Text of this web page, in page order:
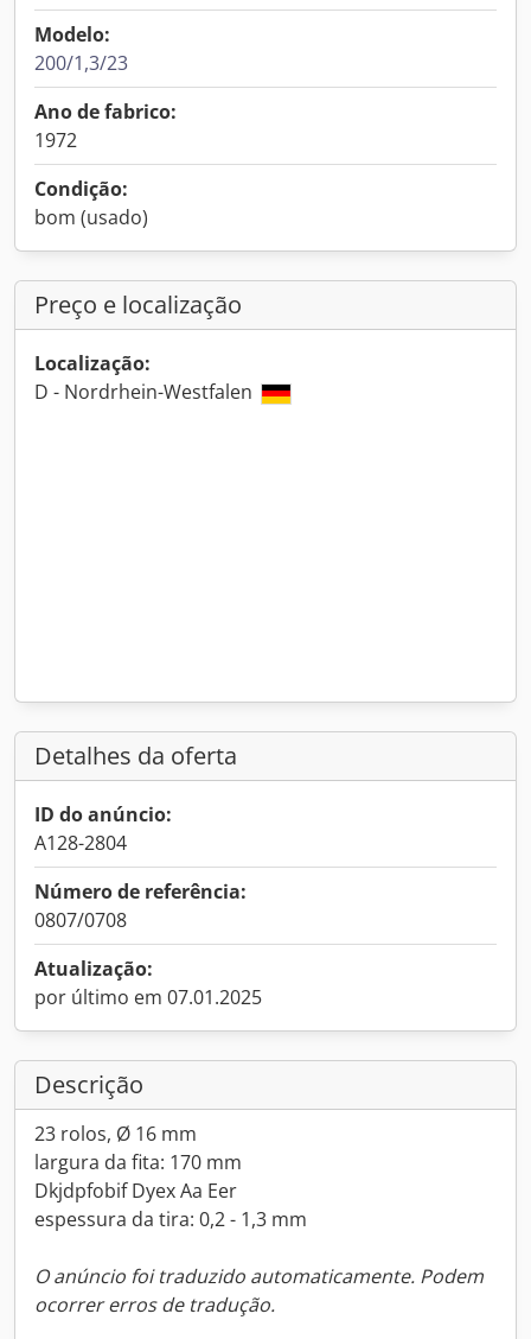
Modelo:
200/1,3/23
Ano de fabrico:
1972
Condição:
bom (usado)
Preço e localização
Localização:
D - Nordrhein-Westfalen
Detalhes da oferta
ID do anúncio:
A128-2804
Número de referência:
0807/0708
Atualização:
por último em 07.01.2025
Descrição
23 rolos, Ø 16 mm
largura da fita: 170 mm
Dkjdpfobif Dyex Aa Eer
espessura da tira: 0,2 - 1,3 mm
O anúncio foi traduzido automaticamente. Podem
ocorrer erros de tradução.